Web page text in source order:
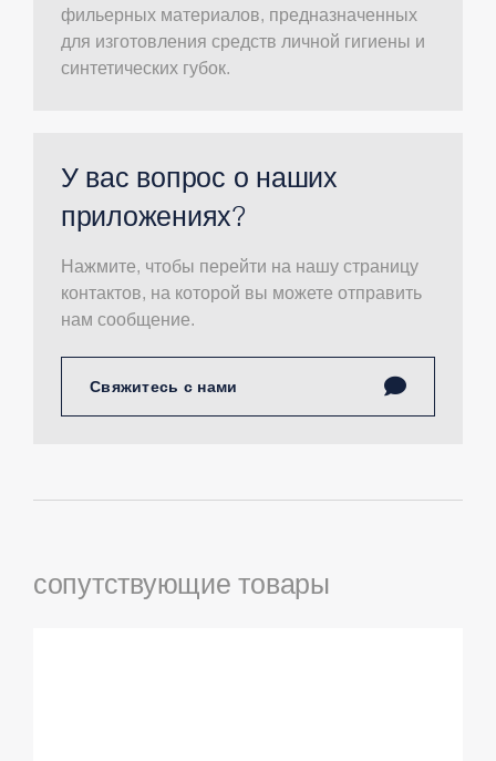
фильерных материалов, предназначенных
для изготовления средств личной гигиены и
синтетических губок.
У вас вопрос о наших
приложениях?
Нажмите, чтобы перейти на нашу страницу
контактов, на которой вы можете отправить
нам сообщение.
Свяжитесь с нами
сопутствующие товары